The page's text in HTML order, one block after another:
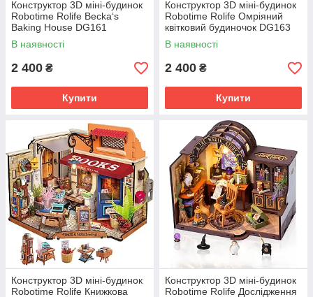
Конструктор 3D міні-будинок
Robotime Rolife Becka‘s
Baking House DG161
В наявності
2 400 ₴
Купити
Конструктор 3D міні-будинок
Robotime Rolife Омріяний
квітковий будиночок DG163
В наявності
2 400 ₴
Купити
Конструктор 3D міні-будинок
Robotime Rolife Книжкова
Конструктор 3D міні-будинок
Robotime Rolife Дослідження